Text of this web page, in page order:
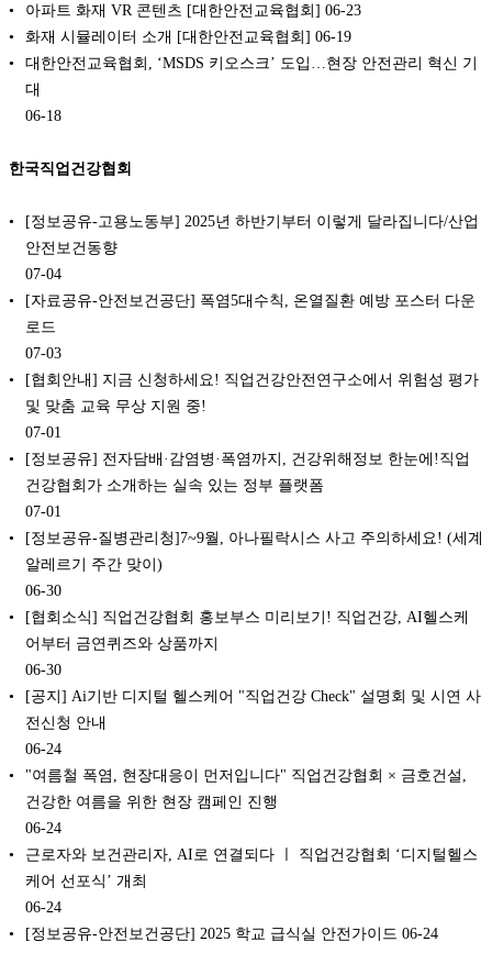
아파트 화재 VR 콘텐츠 [대한안전교육협회] 06-23
화재 시뮬레이터 소개 [대한안전교육협회] 06-19
대한안전교육협회, ‘MSDS 키오스크’ 도입…현장 안전관리 혁신 기
대
06-18
한국직업건강협회
[정보공유-고용노동부] 2025년 하반기부터 이렇게 달라집니다/산업
안전보건동향
07-04
[자료공유-안전보건공단] 폭염5대수칙, 온열질환 예방 포스터 다운
로드
07-03
[협회안내] 지금 신청하세요! 직업건강안전연구소에서 위험성 평가
및 맞춤 교육 무상 지원 중!
07-01
[정보공유] 전자담배·감염병·폭염까지, 건강위해정보 한눈에!직업
건강협회가 소개하는 실속 있는 정부 플랫폼
07-01
[정보공유-질병관리청]7~9월, 아나필락시스 사고 주의하세요! (세계
알레르기 주간 맞이)
06-30
[협회소식] 직업건강협회 홍보부스 미리보기! 직업건강, AI헬스케
어부터 금연퀴즈와 상품까지
06-30
[공지] Ai기반 디지털 헬스케어 "직업건강 Check" 설명회 및 시연 사
전신청 안내
06-24
"여름철 폭염, 현장대응이 먼저입니다" 직업건강협회 × 금호건설,
건강한 여름을 위한 현장 캠페인 진행
06-24
근로자와 보건관리자, AI로 연결되다 ㅣ 직업건강협회 ‘디지털헬스
케어 선포식’ 개최
06-24
[정보공유-안전보건공단] 2025 학교 급식실 안전가이드 06-24